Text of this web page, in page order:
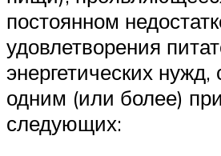
постоянном
удовлетворения
энергетических
одним (или более)
следующих: